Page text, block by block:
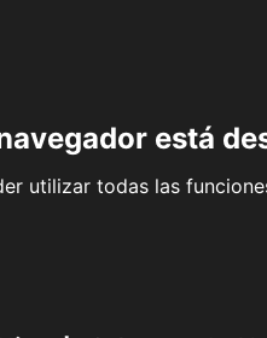
está
utilizar todas las